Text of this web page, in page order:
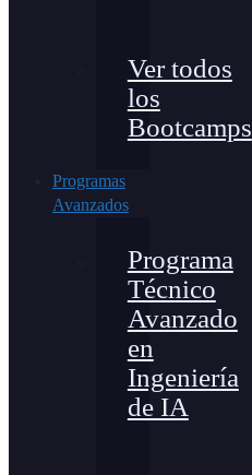
Ver todos
los
Bootcamps
Programas
Avanzados
Programa
Técnico
Avanzado
en
Ingeniería
de IA